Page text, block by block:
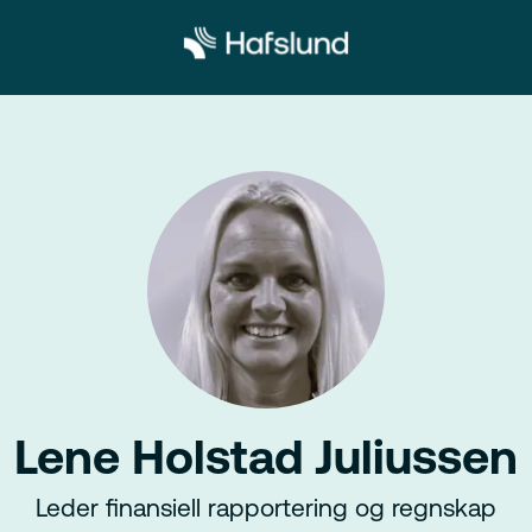
Lene Holstad Juliussen
Leder finansiell rapportering og regnskap